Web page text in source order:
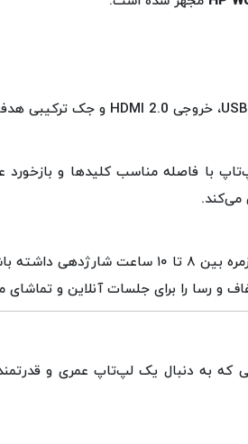
با فاصله مناسب کلیدها و بازخورد
باشد.
و رسا را برای جلسات آنلاین و تماشای
که به دنبال یک لپ‌تاپ عمری و